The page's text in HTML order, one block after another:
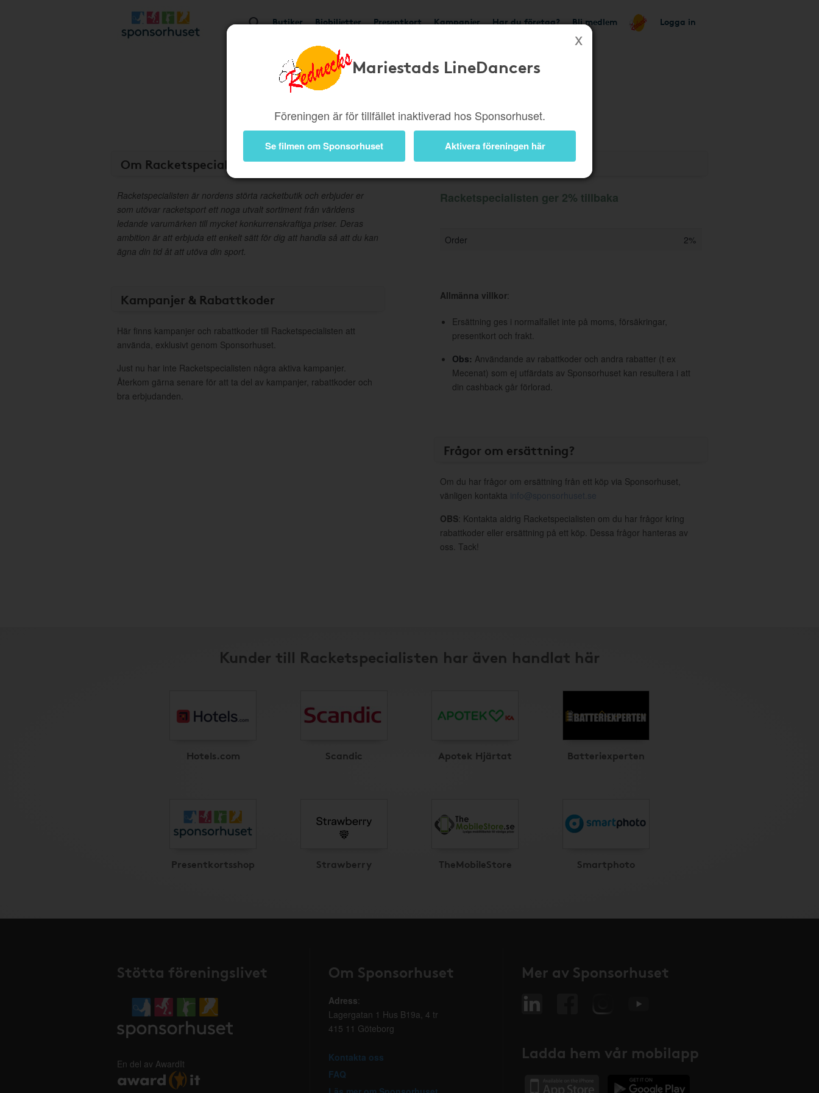
Butiker Biobiljetter Presentkort Kampanjer Har du företag? Bli medlem Logga in
Mariestads LineDancers
Föreningen är för tillfället inaktiverad hos Sponsorhuset.
Se filmen om Sponsorhuset Aktivera föreningen här
Om Racketspecialisten
Racketspecialisten är nordens störta racketbutik och erbjuder er
som utövar racketsport ett noga utvalt sortiment från världens
ledande varumärken till mycket konkurrenskraftiga priser. Deras
ambition är att erbjuda ett enkelt sätt för dig att handla så att du kan
ägna din tid åt att utöva din sport.
Kampanjer & Rabattkoder
Här finns kampanjer och rabattkoder till Racketspecialisten att
använda, exklusivt genom Sponsorhuset.
Just nu har inte Racketspecialisten några aktiva kampanjer.
Återkom gärna senare för att ta del av kampanjer, rabattkoder och
bra erbjudanden.
Information
Racketspecialisten ger 2% tillbaka
Order 2%
Allmänna villkor:
Ersättning ges i normalfallet inte på moms, försäkringar,
presentkort och frakt.
Obs: Användande av rabattkoder och andra rabatter (t ex
Mecenat) som ej utfärdats av Sponsorhuset kan resultera i att
din cashback går förlorad.
Frågor om ersättning?
Om du har frågor om ersättning från ett köp via Sponsorhuset,
vänligen kontakta info@sponsorhuset.se
OBS: Kontakta aldrig Racketspecialisten om du har frågor kring
rabattkoder eller ersättning på ett köp. Dessa frågor hanteras av
oss. Tack!
Kunder till Racketspecialisten har även handlat här
Hotels.com Scandic Apotek Hjärtat Batteriexperten
Presentkortsshop Strawberry TheMobileStore Smartphoto
Stötta föreningslivet
En del av AwardIt
Om Sponsorhuset
Adress:
Lagergatan 1 Hus B19a, 4 tr
415 11 Göteborg
Kontakta oss
FAQ
Mer av Sponsorhuset
Ladda hem vår mobilapp